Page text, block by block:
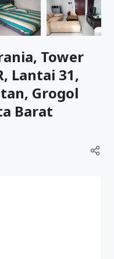
Tower
Lantai 31,
Grogol
Barat